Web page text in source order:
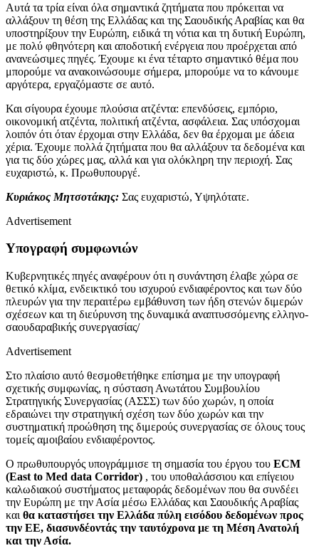
Αυτά τα τρία είναι όλα σημαντικά ζητήματα που πρόκειται να
αλλάξουν τη θέση της Ελλάδας και της Σαουδικής Αραβίας και θα
υποστηρίξουν την Ευρώπη, ειδικά τη νότια και τη δυτική Ευρώπη,
με πολύ φθηνότερη και αποδοτική ενέργεια που προέρχεται από
ανανεώσιμες πηγές. Έχουμε κι ένα τέταρτο σημαντικό θέμα που
μπορούμε να ανακοινώσουμε σήμερα, μπορούμε να το κάνουμε
αργότερα, εργαζόμαστε σε αυτό.
Και σίγουρα έχουμε πλούσια ατζέντα: επενδύσεις, εμπόριο,
οικονομική ατζέντα, πολιτική ατζέντα, ασφάλεια. Σας υπόσχομαι
λοιπόν ότι όταν έρχομαι στην Ελλάδα, δεν θα έρχομαι με άδεια
χέρια. Έχουμε πολλά ζητήματα που θα αλλάξουν τα δεδομένα και
για τις δύο χώρες μας, αλλά και για ολόκληρη την περιοχή. Σας
ευχαριστώ, κ. Πρωθυπουργέ.
Κυριάκος Μητσοτάκης: Σας ευχαριστώ, Υψηλότατε.
Advertisement
Υπογραφή συμφωνιών
Κυβερνητικές πηγές αναφέρουν ότι η συνάντηση έλαβε χώρα σε
θετικό κλίμα, ενδεικτικό του ισχυρού ενδιαφέροντος και των δύο
πλευρών για την περαιτέρω εμβάθυνση των ήδη στενών διμερών
σχέσεων και τη διεύρυνση της δυναμικά αναπτυσσόμενης ελληνο-
σαουδαραβικής συνεργασίας/
Advertisement
Στο πλαίσιο αυτό θεσμοθετήθηκε επίσημα με την υπογραφή
σχετικής συμφωνίας, η σύσταση Ανωτάτου Συμβουλίου
Στρατηγικής Συνεργασίας (ΑΣΣΣ) των δύο χωρών, η οποία
εδραιώνει την στρατηγική σχέση των δύο χωρών και την
συστηματική προώθηση της διμερούς συνεργασίας σε όλους τους
τομείς αμοιβαίου ενδιαφέροντος.
Ο πρωθυπουργός υπογράμμισε τη σημασία του έργου του ECM
(East to Med data Corridor) , του υποθαλάσσιου και επίγειου
καλωδιακού συστήματος μεταφοράς δεδομένων που θα συνδέει
την Ευρώπη με την Ασία μέσω Ελλάδας και Σαουδικής Αραβίας
και θα καταστήσει την Ελλάδα πύλη εισόδου δεδομένων προς
την ΕΕ, διασυνδέοντάς την ταυτόχρονα με τη Μέση Ανατολή
και την Ασία.